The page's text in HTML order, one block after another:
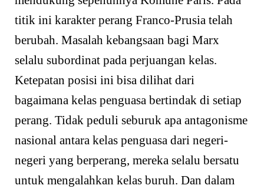
titik ini karakter perang Franco-Prusia telah
berubah. Masalah kebangsaan bagi Marx
selalu subordinat pada perjuangan kelas.
Ketepatan posisi ini bisa dilihat dari
bagaimana kelas penguasa bertindak di setiap
perang. Tidak peduli seburuk apa antagonisme
nasional antara kelas penguasa dari negeri-
negeri yang berperang, mereka selalu bersatu
untuk mengalahkan kelas buruh. Dan dalam